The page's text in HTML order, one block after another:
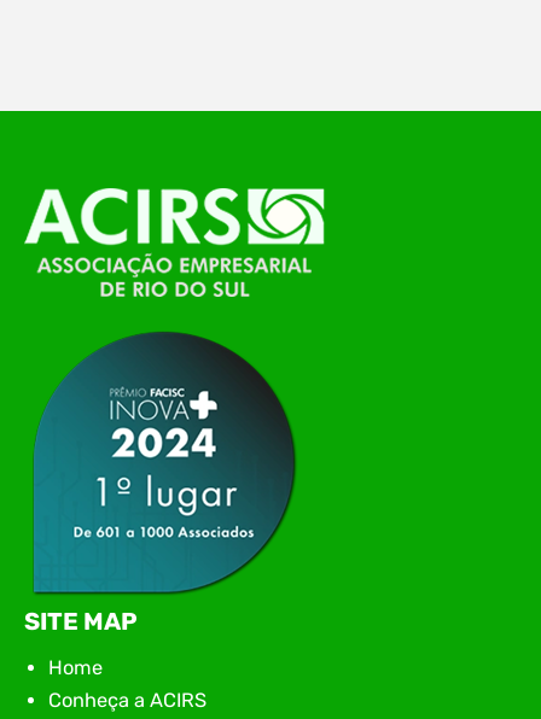
O Polo ACATE-ACIRS, por meio do NIAVI – Núcleo
de Tecnologia da Informação do Alto Vale do
Itajaí, realizou, no dia 21 de julho, o evento
Conexão Tech NIAVI, reunindo empresas de
tecnologia da região para uma noite de
apresentação de novas iniciativas para o setor. O
encontro aconteceu em Rio…
SITE MAP
Home
Conheça a ACIRS